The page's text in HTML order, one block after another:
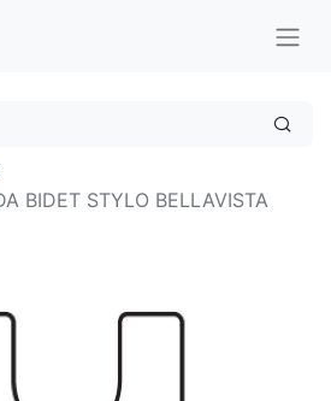
BIDET STYLO BELLAVISTA